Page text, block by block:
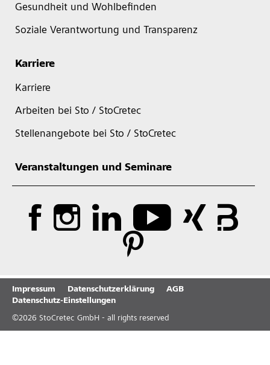
Gesundheit und Wohlbefinden
Soziale Verantwortung und Transparenz
Karriere
Karriere
Arbeiten bei Sto / StoCretec
Stellenangebote bei Sto / StoCretec
Veranstaltungen und Seminare
Impressum Datenschutzerklärung
AGB
Datenschutz-Einstellungen
©2026 StoCretec GmbH - all rights reserved